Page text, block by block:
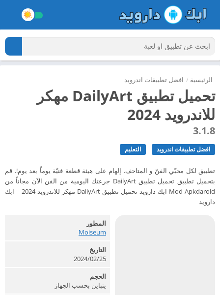
الرئيسية / افضل تطبيقات اندرويد
تحميل تطبيق DailyArt مهكر
للاندرويد 2024
3.1.8
افضل تطبيقات اندرويد التعليم
تطبيق لكل محبّي الفنّ و المتاحف. إلهام على هيئة قطعة فنيّة يوماً بعد يوم!. قم
بتحميل تطبيق تحميل تطبيق DailyArt جرعتك اليومية من الفن الآن مجاناً من
Mod Apkdaroid ابك دارويد تحميل تطبيق DailyArt مهكر للاندرويد 2024 – ابك
دارويد
المطور
Moiseum‏
التاريخ
2024/02/25
الحجم
يتباين بحسب الجهاز